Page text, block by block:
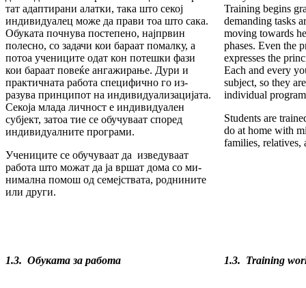
тат адаптирани алатки, така што секој
инди­ви­дуалец може да прави тоа што сака.
Обуката почнува постепено, најпрвин
полесно, со зада­чи кои бараат помалку, а
потоа учениците одат кон потешки фази
кои бараат повеќе анга­жи­ра­ње. Дури и
практичната работа специфично го из­
разува принципот на индивидуализацијата.
Секоја млада личност е индивидуален
субјект, за­тоа тие се обучуваат според
индивидуалните про­грами.
Учениците се обучуваат да изведу­ва­ат
работа што можат да ја вршат дома со ми­
ни­мална по­мош од семејствата, роднините
или други.
Training be­gins
demanding tasks
moving towards
phases. Even the
expresses the
Each and every
subject, so they
individual
Students are
do at home with
families, relatives,
1.3. Обуката за работа 1.3. Training